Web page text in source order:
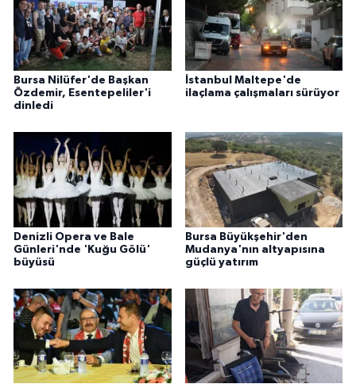
Bursa Nilüfer'de Başkan
Özdemir, Esentepeliler'i
dinledi
İstanbul Maltepe'de
ilaçlama çalışmaları sürüyor
Denizli Opera ve Bale
Günleri'nde 'Kuğu Gölü'
büyüsü
Bursa Büyükşehir'den
Mudanya'nın altyapısına
güçlü yatırım